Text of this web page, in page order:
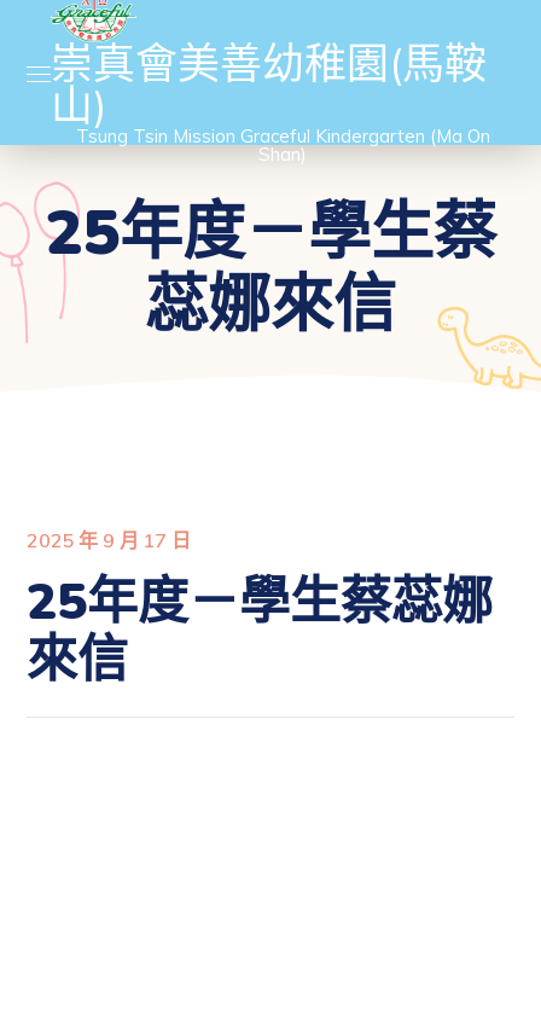
崇真會美善幼稚園(馬鞍
山)
Tsung Tsin Mission Graceful Kindergarten (Ma On
Shan)
25年度－學生蔡
蕊娜來信
2025 年 9 月 17 日
25年度－學生蔡蕊娜
來信